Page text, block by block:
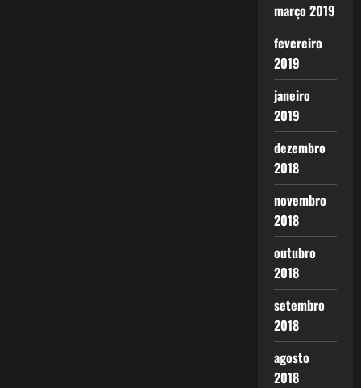
março 2019
fevereiro
2019
janeiro
2019
dezembro
2018
novembro
2018
outubro
2018
setembro
2018
agosto
2018